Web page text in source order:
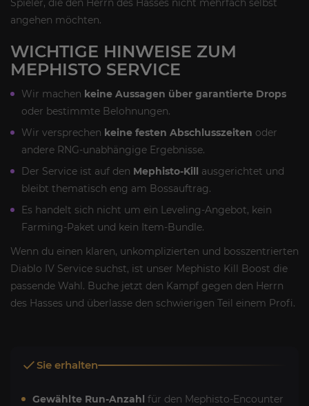
Spieler, die den Herrn des Hasses nicht mehrfach selbst
angehen möchten.
WICHTIGE HINWEISE ZUM
MEPHISTO SERVICE
Wir machen keine Aussagen über garantierte Drops
oder bestimmte Belohnungen.
Wir versprechen keine festen Abschlusszeiten oder
andere RNG-unabhängige Ergebnisse.
Der Service ist auf den Mephisto-Kill ausgerichtet und
bleibt thematisch eng am Bossauftrag.
Es handelt sich nicht um ein Leveling-Angebot, kein
Farming-Paket und kein Item-Bundle.
Wenn du einen klaren, unkomplizierten und bosszentrierten
Diablo IV Service suchst, ist unser Mephisto Kill Boost die
passende Wahl. Buche jetzt den Kampf gegen den Herrn
des Hasses und überlasse den schwierigen Teil einem Profi.
Sie erhalten
Gewählte Run-Anzahl für den Mephisto-Encounter